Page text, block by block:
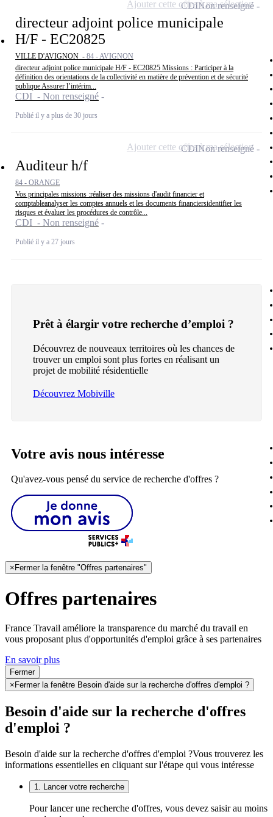
directeur adjoint police municipale
H/F - EC20825
VILLE D'AVIGNON - 84 - AVIGNON
directeur adjoint police municipale H/F - EC20825 Missions : Participer à la
définition des orientations de la collectivité en matière de prévention et de sécurité
publique Assurer l’intérim...
CDI - Non renseigné
Publié il y a plus de 30 jours
CDINon renseigné
Ajouter cette offre à ma sélection
Auditeur h/f
84 - ORANGE
Vos principales missions :réaliser des missions d'audit financier et
comptableanalyser les comptes annuels et les documents financiersidentifier les
risques et évaluer les procédures de contrôle...
CDI - Non renseigné
Publié il y a 27 jours
CDINon renseigné
Ajouter cette offre à ma sélection
Prêt à élargir votre recherche d’emploi ?
Découvrez de nouveaux territoires où les chances de
trouver un emploi sont plus fortes en réalisant un
projet de mobilité résidentielle
Découvrez Mobiville
Votre avis nous intéresse
Qu'avez-vous pensé du service de recherche d'offres ?
× Fermer la fenêtre "Offres partenaires"
Offres partenaires
France Travail améliore la transparence du marché du travail en
vous proposant plus d'opportunités d'emploi grâce à ses partenaires
En savoir plus
Fermer
× Fermer la fenêtre Besoin d'aide sur la recherche d'offres d'emploi ?
Besoin d'aide sur la recherche d'offres
d'emploi ?
Besoin d'aide sur la recherche d'offres d'emploi ?Vous trouverez les
informations essentielles en cliquant sur l'étape qui vous intéresse
1. Lancer votre recherche
Pour lancer une recherche d'offres, vous devez saisir au moins